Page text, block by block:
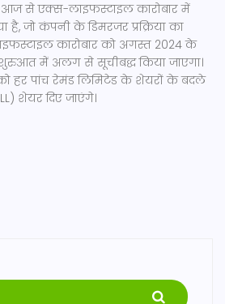
से एक्स-लाइफस्टाइल कारोबार में
है, जो कंपनी के डिमरजर प्रक्रिया का
कारोबार को अगस्त 2024 के
में अलग से सूचीबद्ध किया जाएगा।
हर पांच रेमंड लिमिटेड के शेयरों के बदले
शेयर दिए जाएंगे।